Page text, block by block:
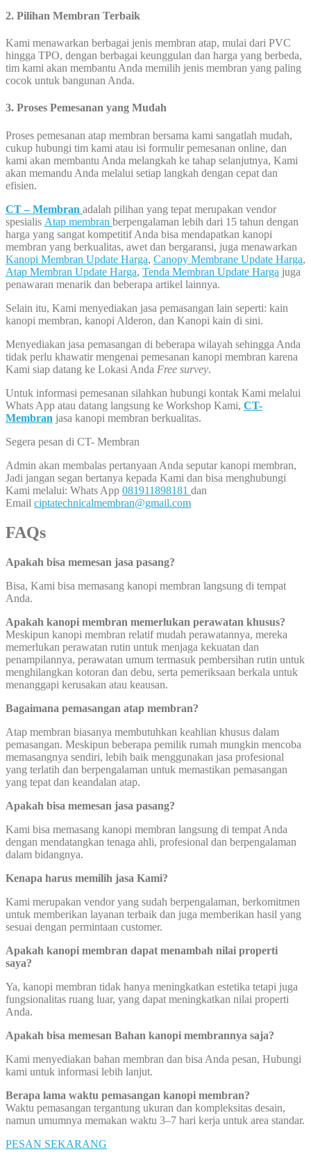
2. Pilihan Membran Terbaik
Kami menawarkan berbagai jenis membran atap, mulai dari PVC
hingga TPO, dengan berbagai keunggulan dan harga yang berbeda,
tim kami akan membantu Anda memilih jenis membran yang paling
cocok untuk bangunan Anda.
3. Proses Pemesanan yang Mudah
Proses pemesanan atap membran bersama kami sangatlah mudah,
cukup hubungi tim kami atau isi formulir pemesanan online, dan
kami akan membantu Anda melangkah ke tahap selanjutnya, Kami
akan memandu Anda melalui setiap langkah dengan cepat dan
efisien.
CT – Membran adalah pilihan yang tepat merupakan vendor
spesialis Atap membran berpengalaman lebih dari 15 tahun dengan
harga yang sangat kompetitif Anda bisa mendapatkan kanopi
membran yang berkualitas, awet dan bergaransi, juga menawarkan
Kanopi Membran Update Harga, Canopy Membrane Update Harga,
Atap Membran Update Harga, Tenda Membran Update Harga juga
penawaran menarik dan beberapa artikel lainnya.
Selain itu, Kami menyediakan jasa pemasangan lain seperti: kain
kanopi membran, kanopi Alderon, dan Kanopi kain di sini.
Menyediakan jasa pemasangan di beberapa wilayah sehingga Anda
tidak perlu khawatir mengenai pemesanan kanopi membran karena
Kami siap datang ke Lokasi Anda Free survey.
Untuk informasi pemesanan silahkan hubungi kontak Kami melalui
Whats App atau datang langsung ke Workshop Kami, CT-
Membran jasa kanopi membran berkualitas.
Segera pesan di CT- Membran
Admin akan membalas pertanyaan Anda seputar kanopi membran,
Jadi jangan segan bertanya kepada Kami dan bisa menghubungi
Kami melalui: Whats App 081911898181 dan
Email ciptatechnicalmembran@gmail.com
FAQs
Apakah bisa memesan jasa pasang?
Bisa, Kami bisa memasang kanopi membran langsung di tempat
Anda.
Apakah kanopi membran memerlukan perawatan khusus?
Meskipun kanopi membran relatif mudah perawatannya, mereka
memerlukan perawatan rutin untuk menjaga kekuatan dan
penampilannya, perawatan umum termasuk pembersihan rutin untuk
menghilangkan kotoran dan debu, serta pemeriksaan berkala untuk
menanggapi kerusakan atau keausan.
Bagaimana pemasangan atap membran?
Atap membran biasanya membutuhkan keahlian khusus dalam
pemasangan. Meskipun beberapa pemilik rumah mungkin mencoba
memasangnya sendiri, lebih baik menggunakan jasa profesional
yang terlatih dan berpengalaman untuk memastikan pemasangan
yang tepat dan keandalan atap.
Apakah bisa memesan jasa pasang?
Kami bisa memasang kanopi membran langsung di tempat Anda
dengan mendatangkan tenaga ahli, profesional dan berpengalaman
dalam bidangnya.
Kenapa harus memilih jasa Kami?
Kami merupakan vendor yang sudah berpengalaman, berkomitmen
untuk memberikan layanan terbaik dan juga memberikan hasil yang
sesuai dengan permintaan customer.
Apakah kanopi membran dapat menambah nilai properti
saya?
Ya, kanopi membran tidak hanya meningkatkan estetika tetapi juga
fungsionalitas ruang luar, yang dapat meningkatkan nilai properti
Anda.
Apakah bisa memesan Bahan kanopi membrannya saja?
Kami menyediakan bahan membran dan bisa Anda pesan, Hubungi
kami untuk informasi lebih lanjut.
Berapa lama waktu pemasangan kanopi membran?
Waktu pemasangan tergantung ukuran dan kompleksitas desain,
namun umumnya memakan waktu 3–7 hari kerja untuk area standar.
PESAN SEKARANG